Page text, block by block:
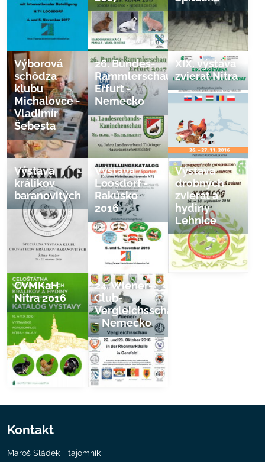
Výborová
schôdza
klubu
Michalovce -
Vladimír
Šebesta
26. Bundes-
Rammlerschau,
Erfurt -
Nemecko
XIX. výstava
zvierat Nitra
Výstava
králikov
baranovitých
Výstava
Loosdorf -
Rakúsko
2016
Výstava
drobných
zvierat a
hydiny
Lehnice
CVMKaH
Nitra 2016
24. Wiener-
Club-
Vergleichsschau
- Nemecko
Kontakt
Maroš Sládek - tajomník